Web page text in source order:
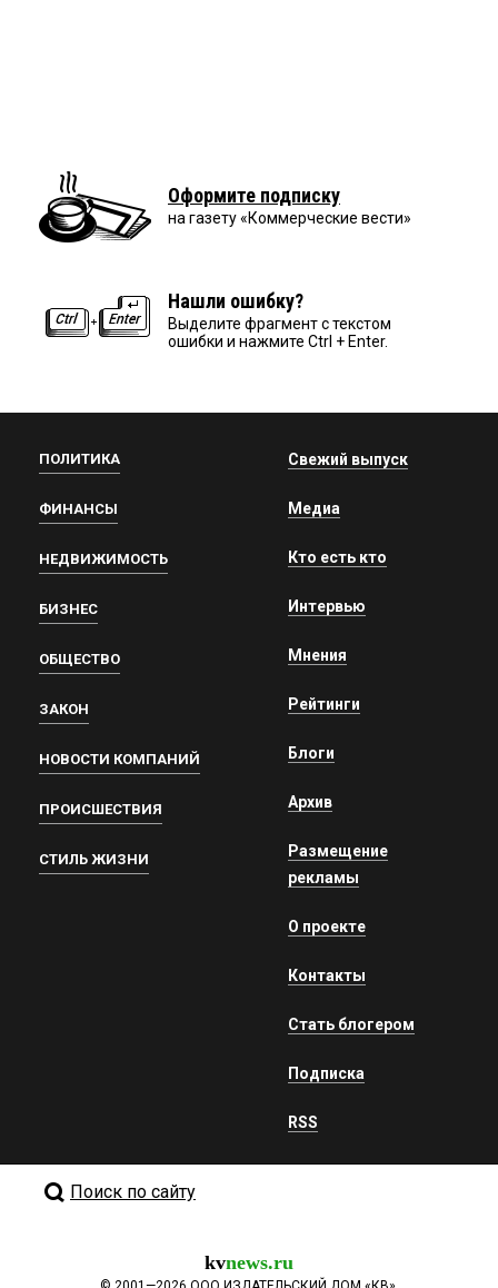
Оформите подписку
на газету «Коммерческие вести»
Нашли ошибку?
Выделите фрагмент с текстом
ошибки и нажмите Ctrl + Enter.
ПОЛИТИКА
ФИНАНСЫ
НЕДВИЖИМОСТЬ
БИЗНЕС
ОБЩЕСТВО
ЗАКОН
НОВОСТИ КОМПАНИЙ
ПРОИСШЕСТВИЯ
СТИЛЬ ЖИЗНИ
Свежий выпуск
Медиа
Кто есть кто
Интервью
Мнения
Рейтинги
Блоги
Архив
Размещение
рекламы
О проекте
Контакты
Стать блогером
Подписка
RSS
Поиск по сайту
kvnews.ru